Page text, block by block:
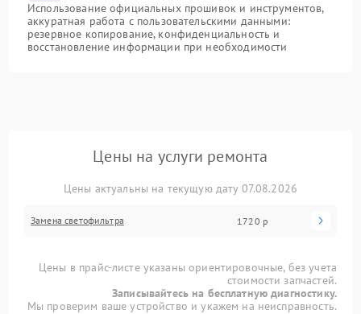
Использование официальных прошивок и инструментов,
аккуратная работа с пользовательскими данными:
резервное копирование, конфиденциальность и
восстановление информации при необходимости
Цены на услуги ремонта
Цены актуальны на текущую дату 07.08.2026
Замена светофильтра 1720 р
Цены в прайс-листе указаны ориентировочные, без учета
стоимости запчастей.
Записывайтесь на бесплатную диагностику.
Мы проверим ваше устройство и укажем на неисправность.